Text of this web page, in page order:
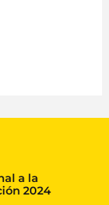
a la
2024